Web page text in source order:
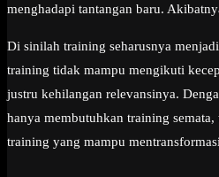
menghadapi tantangan baru.
Di sinilah training seharusnya
training tidak mampu mengikuti
justru kehilangan relevansinya.
hanya membutuhkan training
training yang mampu